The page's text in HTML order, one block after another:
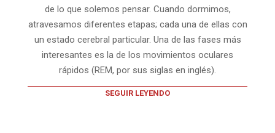
de lo que solemos pensar. Cuando dormimos,
atravesamos diferentes etapas; cada una de ellas con
un estado cerebral particular. Una de las fases más
interesantes es la de los movimientos oculares
rápidos (REM, por sus siglas en inglés).
SEGUIR LEYENDO